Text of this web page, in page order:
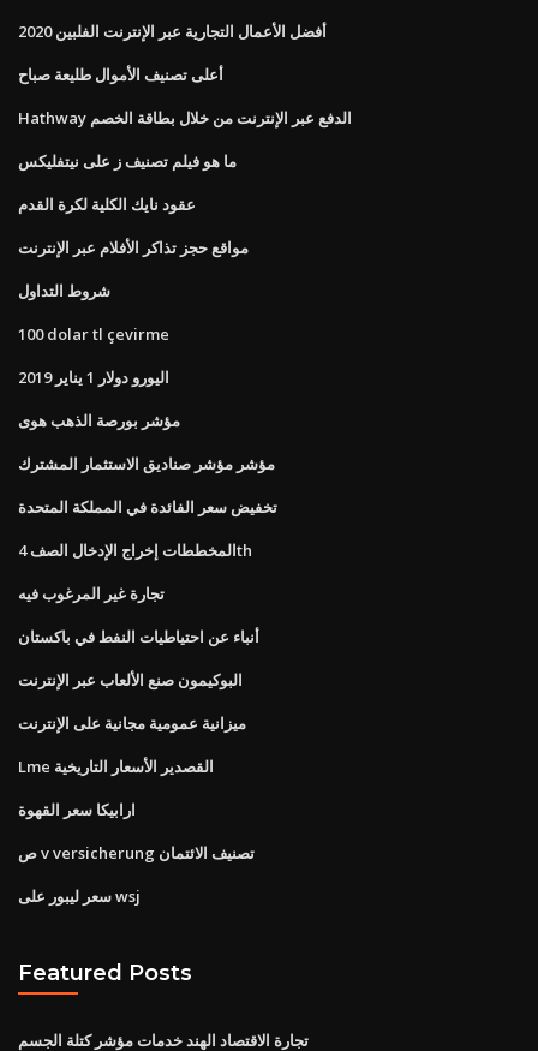
أفضل الأعمال التجارية عبر الإنترنت الفلبين 2020
أعلى تصنيف الأموال طليعة صباح
Hathway الدفع عبر الإنترنت من خلال بطاقة الخصم
ما هو فيلم تصنيف ز على نيتفليكس
عقود نايك الكلية لكرة القدم
مواقع حجز تذاكر الأفلام عبر الإنترنت
شروط التداول
100 dolar tl çevirme
اليورو دولار 1 يناير 2019
مؤشر بورصة الذهب هوى
مؤشر مؤشر صناديق الاستثمار المشترك
تخفيض سعر الفائدة في المملكة المتحدة
المخططات إخراج الإدخال الصف 4th
تجارة غير المرغوب فيه
أنباء عن احتياطيات النفط في باكستان
البوكيمون صنع الألعاب عبر الإنترنت
ميزانية عمومية مجانية على الإنترنت
Lme القصدير الأسعار التاريخية
ارابيكا سعر القهوة
ص v versicherung تصنيف الائتمان
سعر ليبور على wsj
Featured Posts
تجارة الاقتصاد الهند خدمات مؤشر كتلة الجسم